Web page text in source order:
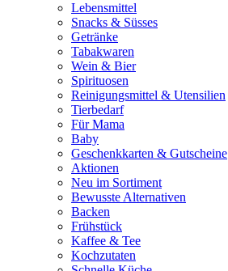
Lebensmittel
Snacks & Süsses
Getränke
Tabakwaren
Wein & Bier
Spirituosen
Reinigungsmittel & Utensilien
Tierbedarf
Für Mama
Baby
Geschenkkarten & Gutscheine
Aktionen
Neu im Sortiment
Bewusste Alternativen
Backen
Frühstück
Kaffee & Tee
Kochzutaten